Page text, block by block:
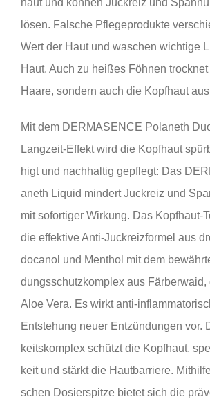
lö­sen. Fal­sche Pfle­ge­pro­duk­te
Wert der Haut und waschen wich­ti­ge
Haut. Auch zu hei­ßes Föh­nen
Haa­re, son­dern auch die Kopf­haut
Mit dem DER­MA­SENCE Pol­a­n­eth
Lang­zeit-Effekt wird die Kopf­haut
higt und nach­hal­tig gepflegt: Das
a­n­eth Liquid min­dert Juck­reiz und
mit sofor­ti­ger Wir­kung. Das Kopf­haut-
die effek­ti­ve Anti-Juck­reiz­for­mel aus
do­ca­nol und Men­thol mit dem
dungs­schutz­kom­plex aus Fär­ber­waid,
Aloe Vera. Es wirkt anti-
Ent­ste­hung neu­er Ent­zün­dun­gen vor.
keits­kom­plex schützt die Kopf­haut,
keit und stärkt die Haut­bar­rie­re.
schen Dosier­spit­ze bie­tet sich die